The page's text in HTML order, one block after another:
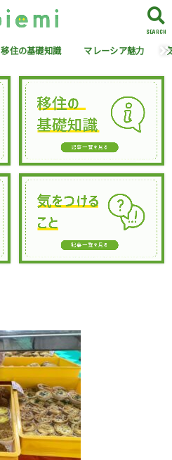
SEARCH
移住の基礎知識 マレーシア魅力